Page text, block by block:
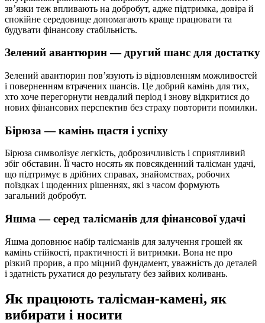
зв’язки теж впливають на добробут, адже підтримка, довіра й
спокійне середовище допомагають краще працювати та
будувати фінансову стабільність.
Зелений авантюрин — другий шанс для достатку
Зелений авантюрин пов’язують із відновленням можливостей
і поверненням втрачених шансів. Це добрий камінь для тих,
хто хоче перегорнути невдалий період і знову відкритися до
нових фінансових перспектив без страху повторити помилки.
Бірюза — камінь щастя і успіху
Бірюза символізує легкість, доброзичливість і сприятливий
збіг обставин. Її часто носять як повсякденний талісман удачі,
що підтримує в дрібних справах, знайомствах, робочих
поїздках і щоденних рішеннях, які з часом формують
загальний добробут.
Яшма — серед талісманів для фінансової удачі
Яшма доповнює набір талісманів для залучення грошей як
камінь стійкості, практичності й витримки. Вона не про
різкий прорив, а про міцний фундамент, уважність до деталей
і здатність рухатися до результату без зайвих коливань.
Як працюють талісман-камені, як
вибирати і носити